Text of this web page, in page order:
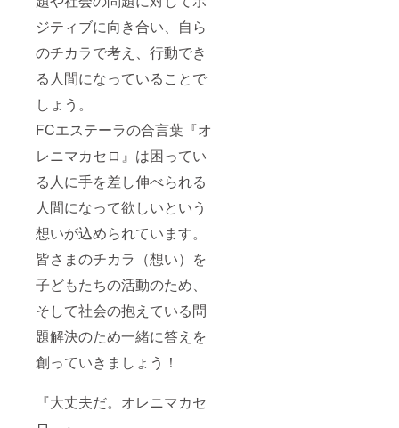
ジティブに向き合い、自ら
のチカラで考え、行動でき
る人間になっていることで
しょう。
FCエステーラの合言葉『オ
レニマカセロ』は困ってい
る人に手を差し伸べられる
人間になって欲しいという
想いが込められています。
皆さまのチカラ（想い）を
子どもたちの活動のため、
そして社会の抱えている問
題解決のため一緒に答えを
創っていきましょう！
『大丈夫だ。オレニマカセ